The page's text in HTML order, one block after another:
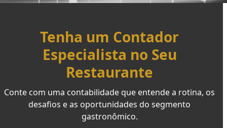
Tenha um Contador
Especialista no Seu
Restaurante
Conte com uma contabilidade que entende a rotina, os
desafios e as oportunidades do segmento
gastronômico.